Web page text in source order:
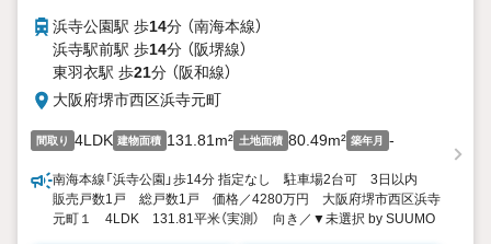
浜寺公園駅 歩14分 （南海本線）
浜寺駅前駅 歩14分 （阪堺線）
東羽衣駅 歩21分 （阪和線）
大阪府堺市西区浜寺元町
間取り 4LDK 建物面積 131.81m² 土地面積 80.49m² 築年月 -
南海本線「浜寺公園」歩14分 指定なし 駐車場2台可 3日以内
販売戸数1戸 総戸数1戸 価格／4280万円 大阪府堺市西区浜寺
元町１ 4LDK 131.81平米（実測） 向き／▼未選択 by SUUMO